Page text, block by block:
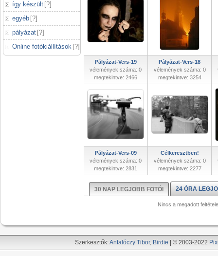
így készült [?]
egyéb [?]
pályázat [?]
Online fotókiállítások [?]
Pályázat-Vers-19
vélemények száma: 0
megtekintve: 2466
Pályázat-Vers-18
vélemények száma: 0
megtekintve: 3254
Pályázat-Vers-09
vélemények száma: 0
megtekintve: 2831
Célkeresztben!
vélemények száma: 0
megtekintve: 2277
30 NAP LEGJOBB FOTÓI 24 ÓRA
Nincs a megadott
Szerkesztők:Antalóczy Tibor, Birdie | © 2003-2022